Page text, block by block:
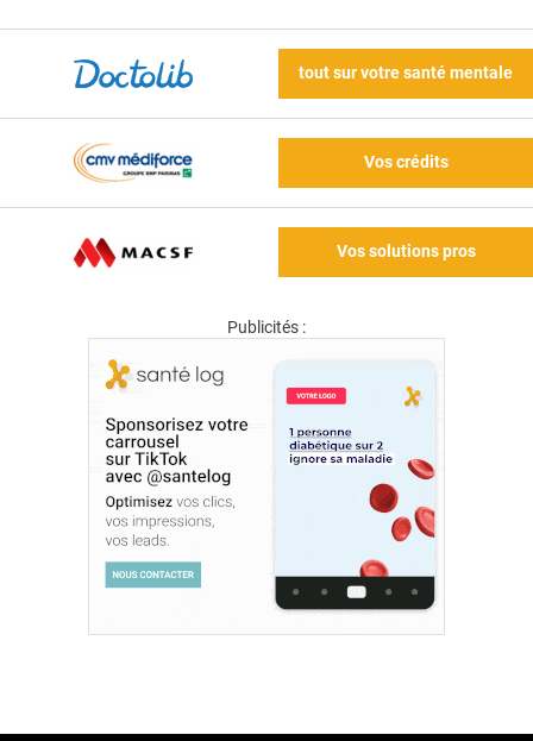
tout sur votre santé mentale
Vos crédits
Vos solutions pros
Publicités :